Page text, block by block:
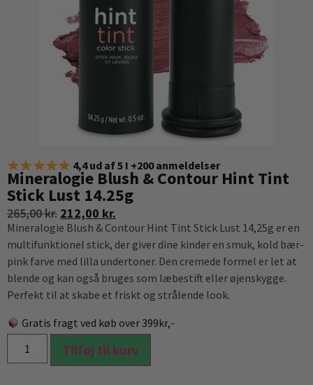
4,4 ud af 5 I +200 anmeldelser
Mineralogie Blush & Contour Hint Tint
Stick Lust 14.25g
265,00kr. 212,00 kr.
Mineralogie Blush & Contour Hint Tint Stick Lust 14,25g er en
multifunktionel stick, der giver dine kinder en smuk, kold bær-
pink farve med lilla undertoner. Den cremede formel er let at
blende og kan også bruges som læbestift eller øjenskygge.
Perfekt til at skabe et friskt og strålende look.
Gratis fragt ved køb over 399kr,-
Tilføj til kurv